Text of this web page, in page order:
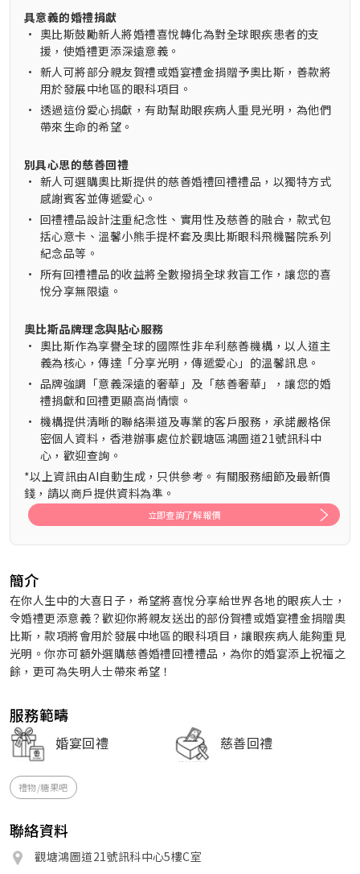
具意義的婚禮捐獻
• 奧比斯鼓勵新人將婚禮喜悅轉化為對全球眼疾患者的支
援，使婚禮更添深遠意義。
• 新人可將部分親友賀禮或婚宴禮金捐贈予奧比斯，善款將
用於發展中地區的眼科項目。
• 透過這份愛心捐獻，有助幫助眼疾病人重見光明，為他們
帶來生命的希望。
別具心思的慈善回禮
• 新人可選購奧比斯提供的慈善婚禮回禮禮品，以獨特方式
感謝賓客並傳遞愛心。
• 回禮禮品設計注重紀念性、實用性及慈善的融合，款式包
括心意卡、溫馨小熊手提杯套及奧比斯眼科飛機醫院系列
紀念品等。
• 所有回禮禮品的收益將全數撥捐全球救盲工作，讓您的喜
悅分享無限遠。
奧比斯品牌理念與貼心服務
• 奧比斯作為享譽全球的國際性非牟利慈善機構，以人道主
義為核心，傳達「分享光明，傳遞愛心」的溫馨訊息。
• 品牌強調「意義深遠的奢華」及「慈善奢華」，讓您的婚
禮捐獻和回禮更顯高尚情懷。
• 機構提供清晰的聯絡渠道及專業的客戶服務，承諾嚴格保
密個人資料，香港辦事處位於觀塘區鴻圖道21號訊科中
心，歡迎查詢。
*以上資訊由AI自動生成，只供參考。有關服務細節及最新價
錢，請以商戶提供資料為準。
立即查詢了解報價
簡介
在你人生中的大喜日子，希望將喜悅分享給世界各地的眼疾人士，
令婚禮更添意義？歡迎你將親友送出的部份賀禮或婚宴禮金捐贈奧
比斯，款項將會用於發展中地區的眼科項目，讓眼疾病人能夠重見
光明。你亦可額外選購慈善婚禮回禮禮品，為你的婚宴添上祝福之
餘，更可為失明人士帶來希望！
服務範疇
婚宴回禮 慈善回禮
禮物/糖果吧
聯絡資料
觀塘鴻圖道21號訊科中心5樓C室